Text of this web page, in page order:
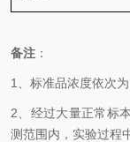
备注 ：
1、标准品浓度依次
2、经过大量正常标
测范围内，实验过程